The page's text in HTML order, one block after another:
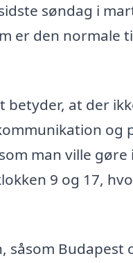
søndag i
er den normale
betyder, at der
og
man ville
9 og 17,
Budapest